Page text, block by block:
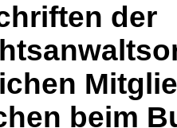
der
beim